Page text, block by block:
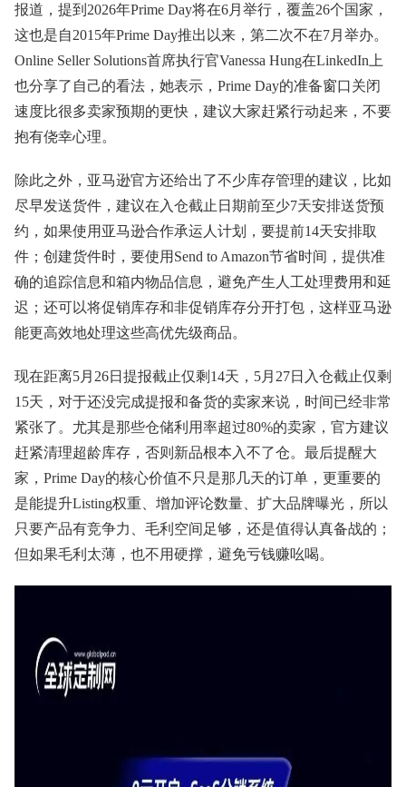
报道，提到2026年Prime Day将在6月举行，覆盖26个国家，
这也是自2015年Prime Day推出以来，第二次不在7月举办。
Online Seller Solutions首席执行官Vanessa Hung在LinkedIn上
也分享了自己的看法，她表示，Prime Day的准备窗口关闭
速度比很多卖家预期的更快，建议大家赶紧行动起来，不要
抱有侥幸心理。
除此之外，亚马逊官方还给出了不少库存管理的建议，比如
尽早发送货件，建议在入仓截止日期前至少7天安排送货预
约，如果使用亚马逊合作承运人计划，要提前14天安排取
件；创建货件时，要使用Send to Amazon节省时间，提供准
确的追踪信息和箱内物品信息，避免产生人工处理费用和延
迟；还可以将促销库存和非促销库存分开打包，这样亚马逊
能更高效地处理这些高优先级商品。
现在距离5月26日提报截止仅剩14天，5月27日入仓截止仅剩
15天，对于还没完成提报和备货的卖家来说，时间已经非常
紧张了。尤其是那些仓储利用率超过80%的卖家，官方建议
赶紧清理超龄库存，否则新品根本入不了仓。最后提醒大
家，Prime Day的核心价值不只是那几天的订单，更重要的
是能提升Listing权重、增加评论数量、扩大品牌曝光，所以
只要产品有竞争力、毛利空间足够，还是值得认真备战的；
但如果毛利太薄，也不用硬撑，避免亏钱赚吆喝。